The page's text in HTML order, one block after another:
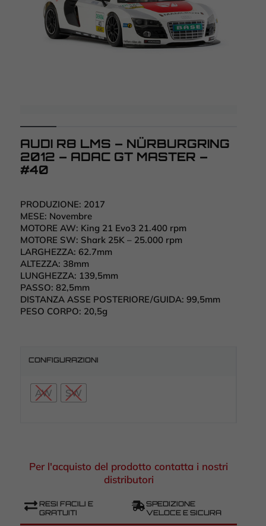
AUDI R8 LMS – NÜRBURGRING
2012 – ADAC GT MASTER –
#40
PRODUZIONE: 2017
MESE: Novembre
MOTORE AW: King 21 Evo3 21.400 rpm
MOTORE SW: Shark 25K – 25.000 rpm
LARGHEZZA: 62.7mm
ALTEZZA: 38mm
LUNGHEZZA: 139,5mm
PASSO: 82,5mm
DISTANZA ASSE POSTERIORE/GUIDA: 99,5mm
PESO CORPO: 20,5g
CONFIGURAZIONI
AW SW
Per l'acquisto del prodotto contatta i nostri
distributori
RESI FACILI E
GRATUITI
SPEDIZIONE
VELOCE E SICURA